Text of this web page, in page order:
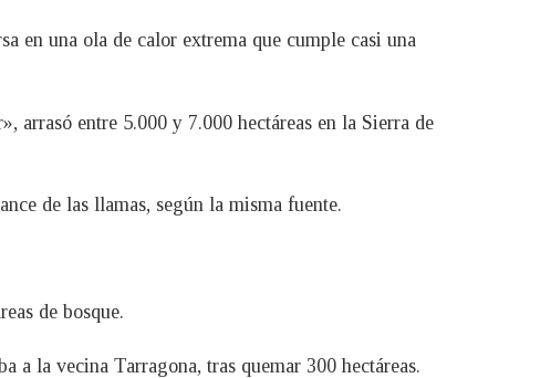
en una ola de calor extrema que cumple casi una
arrasó entre 5.000 y 7.000 hectáreas en la Sierra de
de las llamas, según la misma fuente.
de bosque.
a la vecina Tarragona, tras quemar 300 hectáreas.